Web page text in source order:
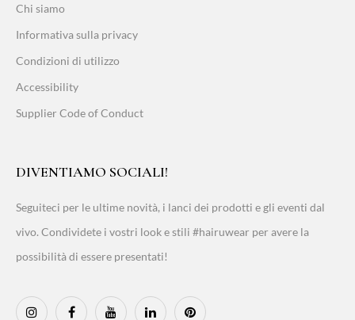
Chi siamo
Informativa sulla privacy
Condizioni di utilizzo
Accessibility
Supplier Code of Conduct
DIVENTIAMO SOCIALI!
Seguiteci per le ultime novità, i lanci dei prodotti e gli eventi dal
vivo. Condividete i vostri look e stili #hairuwear per avere la
possibilità di essere presentati!